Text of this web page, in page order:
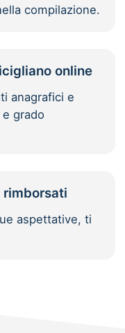
compilazione.
online
anagrafici e
grado
rimborsati
aspettative, ti